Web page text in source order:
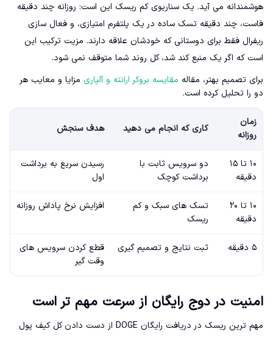
هوشمندانه می آید. یک سناریوی کم ریسک این است: روزانه چند دقیقه
فاست، چند دقیقه تسک ساده در یک پلتفرم امتیازی، و فعال سازی
ریفرال فقط برای دوستانی که خودشان علاقه دارند. مزیت ترکیب این
است که اگر یک منبع کند شد، کل روند شما متوقف نمی شود.
برای تصمیم بهتر، مقاله مقایسه بروکر ارانته و آلپاری مزایا و معایب هر
دو را تحلیل کرده است.
زمان
روزانه
کاری که انجام می دهید هدف سنجش
۱۰ تا ۱۵
دقیقه
دو سرویس ثابت با
برداشت کوچک
رسیدن سریع به برداشت
اول
۱۰ تا ۲۰
دقیقه
تسک های سبک و کم
ریسک
افزایش نرخ پاداش روزانه
۵ دقیقه ثبت نتایج و تصمیم گیری
قطع کردن سرویس های
وقت گیر
امنیت در دوج رایگان از سرعت مهم تر است
مهم ترین ریسک در دریافت رایگان DOGE از دست دادن کل کیف پول